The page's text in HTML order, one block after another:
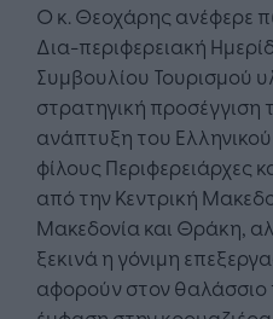
Ο κ. Θεοχάρης ανέφερε
Δια-περιφερειακή
Συμβουλίου Τουρισμού
στρατηγική προσέγγιση
ανάπτυξη του
φίλους Περιφερειάρχες
από την Κεντρική
Μακεδονία και Θράκη,
ξεκινά η γόνιμη
αφορούν στον θαλάσσιο